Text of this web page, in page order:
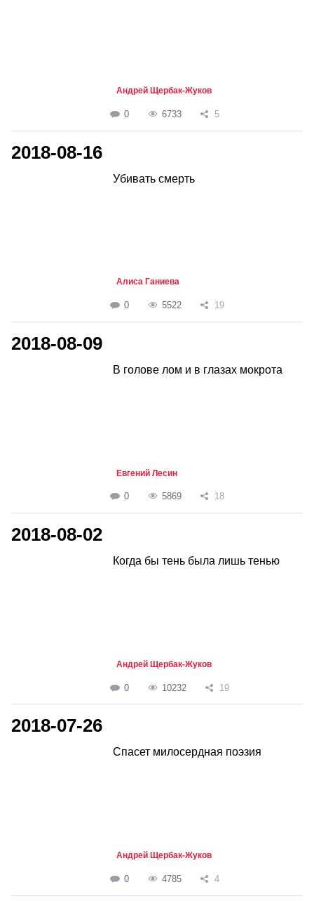
Андрей Щербак-Жуков
0 6733 5
2018-08-16
Убивать смерть
Алиса Ганиева
0 5522 19
2018-08-09
В голове лом и в глазах мокрота
Евгений Лесин
0 5869 18
2018-08-02
Когда бы тень была лишь тенью
Андрей Щербак-Жуков
0 10232 19
2018-07-26
Спасет милосердная поэзия
Андрей Щербак-Жуков
0 4785 4